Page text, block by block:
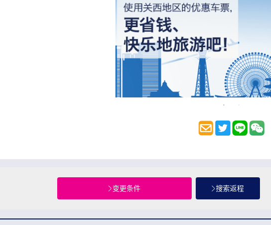
变更条件 搜索返程